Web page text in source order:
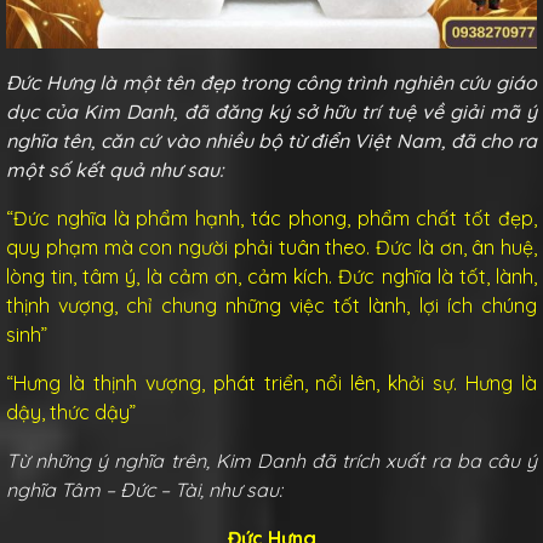
Đức Hưng là một tên đẹp trong công trình nghiên cứu giáo
dục của Kim Danh, đã đăng ký sở hữu trí tuệ về giải mã ý
nghĩa tên, căn cứ vào nhiều bộ từ điển Việt Nam, đã cho ra
một số kết quả như sau:
“Đức nghĩa là phẩm hạnh, tác phong, phẩm chất tốt đẹp,
quy phạm mà con người phải tuân theo. Đức là ơn, ân huệ,
lòng tin, tâm ý, là cảm ơn, cảm kích. Đức nghĩa là tốt, lành,
thịnh vượng, chỉ chung những việc tốt lành, lợi ích chúng
sinh”
“Hưng là thịnh vượng, phát triển, nổi lên, khởi sự. Hưng là
dậy, thức dậy”
Từ những ý nghĩa trên, Kim Danh đã trích xuất ra ba câu ý
nghĩa Tâm – Đức – Tài, như sau:
Đức Hưng